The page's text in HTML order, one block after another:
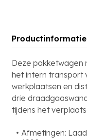
Productinformatie
Deze pakketwagen
het intern transport
werkplaatsen en
drie
tijdens het
Afmetingen: